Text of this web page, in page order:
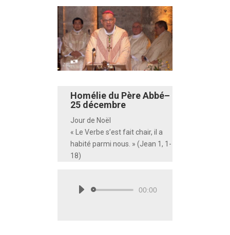
Homélie du Père Abbé–
25 décembre
Jour de Noël
« Le Verbe s’est fait chair, il a
habité parmi nous. » (Jean 1, 1-
18)
Lecteur00:00